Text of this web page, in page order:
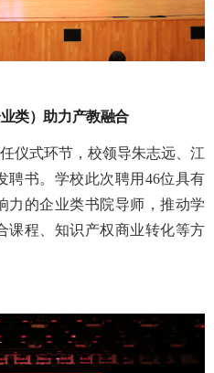
类）助力产教融合
仪式环节，校领导朱志远、江
聘书。学校此次聘用 46位具有
力的企业类书院导师，推动学
课程、知识产权商业转化等方